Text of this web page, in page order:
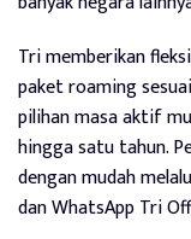
Tri memberikan
paket roaming
pilihan masa aktif
hingga satu tahun.
dengan mudah
dan WhatsApp Tri